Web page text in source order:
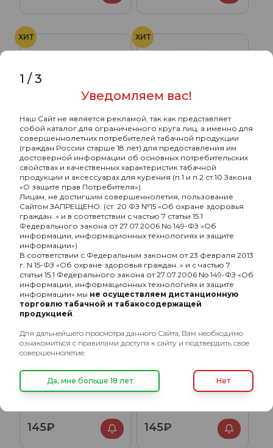
ХИТ
Duft с ароматом Канада
Драй (Canada Dry), 20гр.
145₽
ХИТ
Duft с ароматом Кислая
200гр.
1055₽
ХИТ
145₽
ХИТ
145₽
1 /3
Уведомляем вас!
Наш Сайт не является рекламой, так как представляет
собой каталог для ограниченного круга лиц, а именно для
совершеннолетних потребителей табачной продукции
(граждан России старше 18 лет) для предоставления им
достоверной информации об основных потребительских
свойствах и качественных характеристик табачной
продукции и аксессуарах для курения (п.1 и п.2 ст.10 Закона
«О защите прав Потребителя»).
Лицам, не достигшим совершеннолетия, пользование
Сайтом ЗАПРЕЩЕНО. (ст. 20 ФЗ №15 «Об охране здоровья
граждан..» и в соответствии с частью 7 статьи 15.1
Федерального закона от 27.07.2006 No 149-ФЗ «Об
информации, информационных технологиях и защите
информации»)
В соответствии с Федеральным законом от 23 февраля 2013
г. N 15-ФЗ «Об охране здоровья граждан..» и с частью 7
статьи 15.1 Федерального закона от 27.07.2006 No 149-ФЗ «Об
информации, информационных технологиях и защите
информации» мы не осуществляем дистанционную
торговлю табачной и табакосодержащей
продукцией.
Для дальнейшего просмотра данного Сайта, Вам необходимо
ознакомиться с правилами доступа к сайту и подтвердить свое
совершеннолетие.
Да, мне больше 18 лет Нет